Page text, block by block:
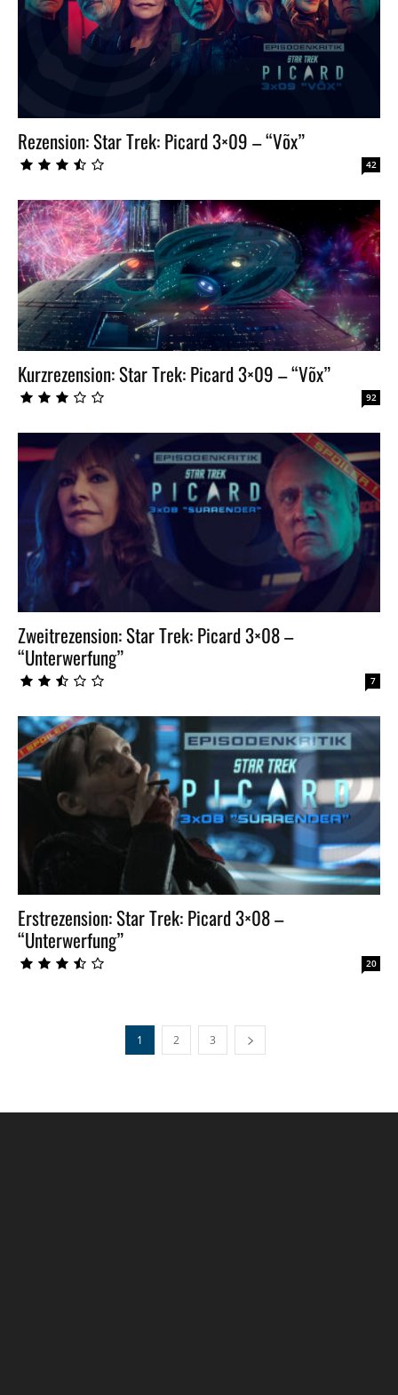
Rezension: Star Trek: Picard 3×09 – “Võx”
42
Kurzrezension: Star Trek: Picard 3×09 – “Võx”
92
Zweitrezension: Star Trek: Picard 3×08 –
“Unterwerfung”
7
Erstrezension: Star Trek: Picard 3×08 –
“Unterwerfung”
20
1 2 3